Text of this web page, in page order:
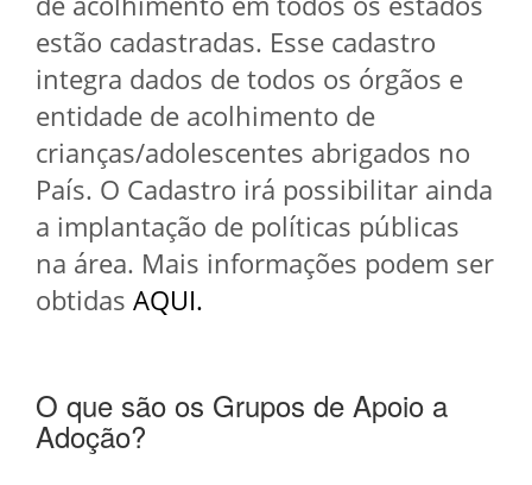
estão cadastradas. Esse cadastro
integra dados de todos os órgãos e
entidade de acolhimento de
crianças/adolescentes abrigados no
País. O Cadastro irá possibilitar ainda
a implantação de políticas públicas
na área. Mais informações podem ser
obtidas AQUI.
O que são os Grupos de Apoio a
Adoção?